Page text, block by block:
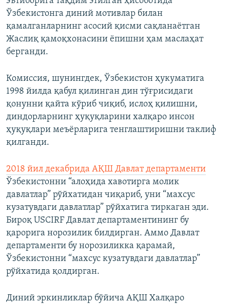
Ўзбекистонга диний мотивлар билан
қамалганларнинг асосий қисми сақланаётган
Жаслиқ қамоқхонасини ёпишни ҳам маслаҳат
берганди.
Комиссия, шунингдек, Ўзбекистон ҳукуматига
1998 йилда қабул қилинган дин тўғрисидаги
қонунни қайта кўриб чиқиб, ислоҳ қилишни,
диндорларнинг ҳуқуқларини халқаро инсон
ҳуқуқлари меъёрларига тенглаштиришни таклиф
қилганди.
2018 йил декабрида АҚШ Давлат департаменти
Ўзбекистонни “алоҳида хавотирга молик
давлатлар” рўйхатидан чиқариб, уни “махсус
кузатувдаги давлатлар” рўйхатига тиркаган эди.
Бироқ USCIRF Давлат департаментининг бу
қарорига норозилик билдирган. Аммо Давлат
департаменти бу норозиликка қарамай,
Ўзбекистонни “махсус кузатувдаги давлатлар”
рўйхатида қолдирган.
Диний эркинликлар бўйича АҚШ Халқаро